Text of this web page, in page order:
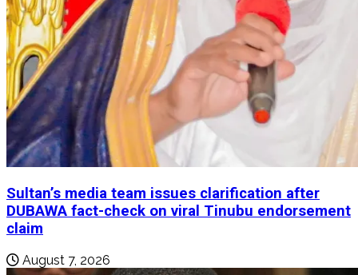
Sultan’s media team issues clarification after
DUBAWA fact-check on viral Tinubu endorsement
claim
August 7, 2026